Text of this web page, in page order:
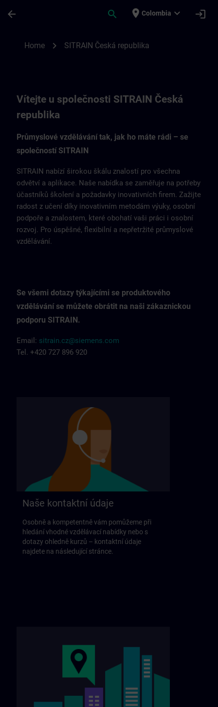
arrow_back search place Colombia expand_more login
Home chevron_right SITRAIN Česká republika
Vítejte u společnosti SITRAIN Česká
republika
Průmyslové vzdělávání tak, jak ho máte rádi – se
společností SITRAIN
SITRAIN nabízí širokou škálu znalostí pro všechna
odvětví a aplikace. Naše nabídka se zaměřuje na potřeby
účastníků školení a požadavky inovativních firem. Zažijte
radost z učení díky inovativním metodám výuky, osobní
podpoře a znalostem, které obohatí vaši práci i osobní
rozvoj. Pro úspěšné, flexibilní a nepřetržité průmyslové
vzdělávání.
Se všemi dotazy týkajícími se produktového
vzdělávání se můžete obrátit na naši zákaznickou
podporu SITRAIN.
Email: sitrain.cz@siemens.com
Tel. +420 727 896 920
Naše kontaktní údaje
Osobně a kompetentně vám pomůžeme při
hledání vhodné vzdělávací nabídky nebo s
dotazy ohledně kurzů – kontaktní údaje
najdete na následující stránce.